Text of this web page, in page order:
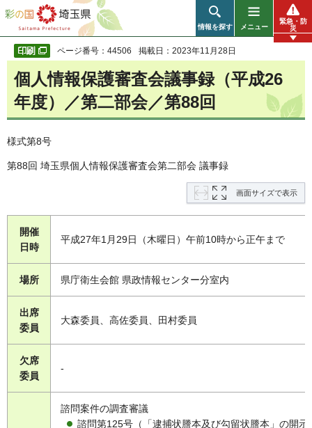
彩の国 埼玉県
情報を探す メニュー
緊急・防
災
ページ番号：44506 掲載日：2023年11月28日
個人情報保護審査会議事録（平成26
年度）／第二部会／第88回
様式第8号
第88回 埼玉県個人情報保護審査会第二部会 議事録
画面サイズで表示
開催
日時
平成27年1月29日（木曜日）午前10時から正午まで
場所 県庁衛生会館 県政情報センター分室内
出席
委員
大森委員、高佐委員、田村委員
欠席
委員
-
諮問案件の調査審議
諮問第125号（「逮捕状謄本及び勾留状謄本」の開示